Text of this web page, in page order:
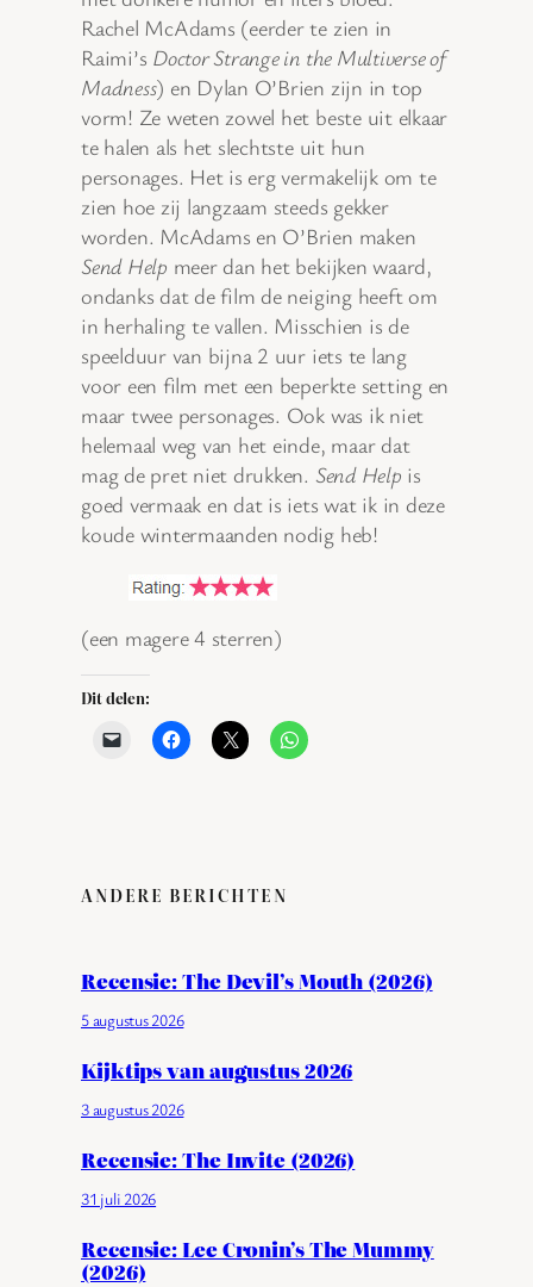
Rachel McAdams (eerder te zien in
Raimi’s Doctor Strange in the Multiverse of
Madness) en Dylan O’Brien zijn in top
vorm! Ze weten zowel het beste uit elkaar
te halen als het slechtste uit hun
personages. Het is erg vermakelijk om te
zien hoe zij langzaam steeds gekker
worden. McAdams en O’Brien maken
Send Help meer dan het bekijken waard,
ondanks dat de film de neiging heeft om
in herhaling te vallen. Misschien is de
speelduur van bijna 2 uur iets te lang
voor een film met een beperkte setting en
maar twee personages. Ook was ik niet
helemaal weg van het einde, maar dat
mag de pret niet drukken. Send Help is
goed vermaak en dat is iets wat ik in deze
koude wintermaanden nodig heb!
(een magere 4 sterren)
Dit delen:
ANDERE BERICHTEN
Recensie: The Devil’s Mouth (2026)
5 augustus 2026
Kijktips van augustus 2026
3 augustus 2026
Recensie: The Invite (2026)
31 juli 2026
Recensie: Lee Cronin’s The Mummy
(2026)